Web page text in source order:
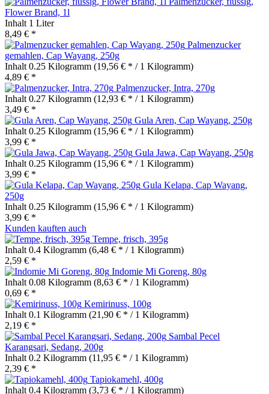
Flower Brand, 1l
Inhalt 1 Liter
8,49 € *
Palmenzucker
gemahlen, Cap Wayang, 250g
Inhalt 0.25 Kilogramm (19,56 € * / 1 Kilogramm)
4,89 € *
Palmenzucker, Intra, 270g
Inhalt 0.27 Kilogramm (12,93 € * / 1 Kilogramm)
3,49 € *
Gula Aren, Cap Wayang, 250g
Inhalt 0.25 Kilogramm (15,96 € * / 1 Kilogramm)
3,99 € *
Gula Jawa, Cap Wayang, 250g
Inhalt 0.25 Kilogramm (15,96 € * / 1 Kilogramm)
3,99 € *
Gula Kelapa, Cap Wayang,
250g
Inhalt 0.25 Kilogramm (15,96 € * / 1 Kilogramm)
3,99 € *
Kunden kauften auch
Tempe, frisch, 395g
Inhalt 0.4 Kilogramm (6,48 € * / 1 Kilogramm)
2,59 € *
Indomie Mi Goreng, 80g
Inhalt 0.08 Kilogramm (8,63 € * / 1 Kilogramm)
0,69 € *
Kemirinuss, 100g
Inhalt 0.1 Kilogramm (21,90 € * / 1 Kilogramm)
2,19 € *
Sambal Pecel
Karangsari, Sedang, 200g
Inhalt 0.2 Kilogramm (11,95 € * / 1 Kilogramm)
2,39 € *
Tapiokamehl, 400g
Inhalt 0.4 Kilogramm (3,73 € * / 1 Kilogramm)